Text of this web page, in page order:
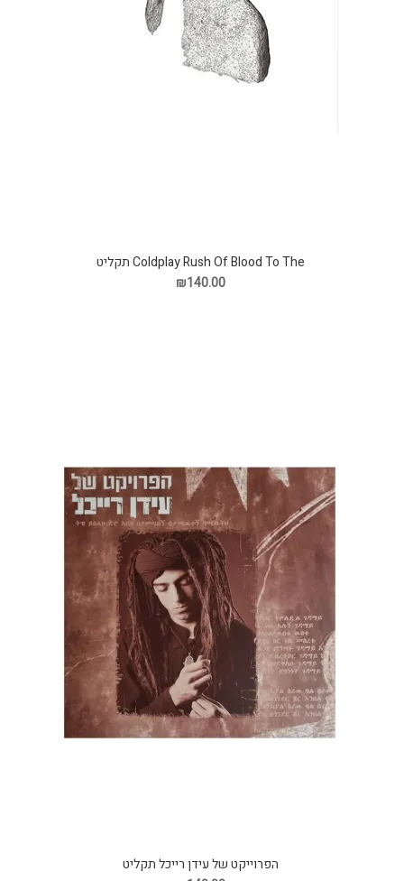
Coldplay Rush Of Blood To The תקליט
₪140.00
הפרוייקט של עידן רייכל תקליט